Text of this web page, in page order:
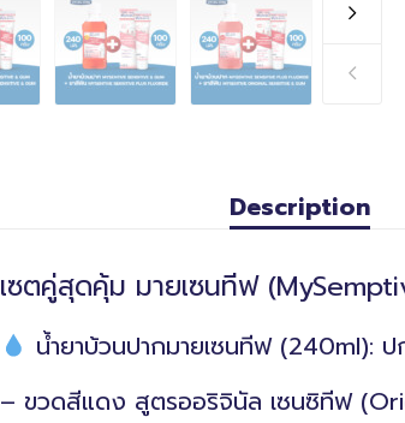
Description
เซตคู่สุดคุ้ม มายเซนทีฟ
น้ำยาบ้วนปากมายเซนทีฟ (240ml):
– ขวดสีแดง สูตรออริจินัล เซนซิทีฟ